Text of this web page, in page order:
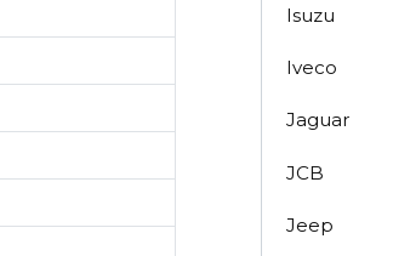
Isuzu
Iveco
Jaguar
JCB
Jeep